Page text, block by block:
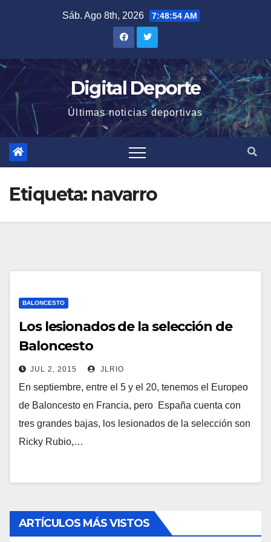
Sáb. Ago 8th, 2026 7:48:54 AM
Digital Deporte
Últimas noticias deportivas
Etiqueta: navarro
BALONCESTO
Los lesionados de la selección de
Baloncesto
JUL 2, 2015 JLRIO
En septiembre, entre el 5 y el 20, tenemos el Europeo
de Baloncesto en Francia, pero España cuenta con
tres grandes bajas, los lesionados de la selección son
Ricky Rubio,…
ARTÍCULOS MÁS VISTOS